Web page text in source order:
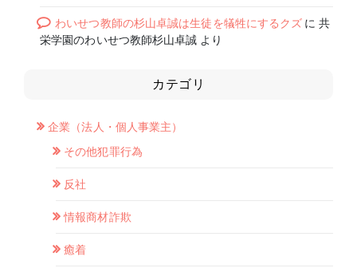
わいせつ教師の杉山卓誠は生徒を犠牲にするクズ に 共
栄学園のわいせつ教師杉山卓誠 より
カテゴリ
企業（法人・個人事業主）
その他犯罪行為
反社
情報商材詐欺
癒着